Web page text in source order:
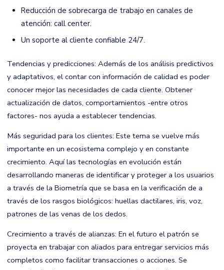
Reducción de sobrecarga de trabajo en canales de
atención: call center.
Un soporte al cliente confiable 24/7.
Tendencias y predicciones: Además de los análisis predictivos
y adaptativos, el contar con información de calidad es poder
conocer mejor las necesidades de cada cliente. Obtener
actualización de datos, comportamientos -entre otros
factores- nos ayuda a establecer tendencias.
Más seguridad para los clientes: Este tema se vuelve más
importante en un ecosistema complejo y en constante
crecimiento. Aquí las tecnologías en evolución están
desarrollando maneras de identificar y proteger a los usuarios
a través de la Biometría que se basa en la verificación de a
través de los rasgos biológicos: huellas dactilares, iris, voz,
patrones de las venas de los dedos.
Crecimiento a través de alianzas: En el futuro el patrón se
proyecta en trabajar con aliados para entregar servicios más
completos como facilitar transacciones o acciones. Se